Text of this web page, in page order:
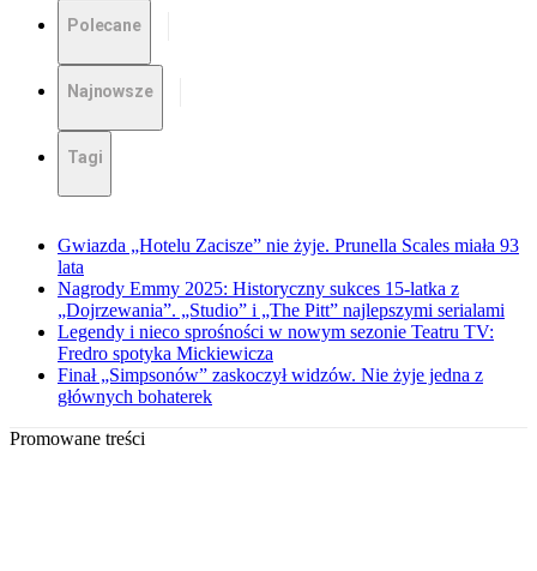
Polecane
Najnowsze
Tagi
Gwiazda „Hotelu Zacisze” nie żyje. Prunella Scales miała 93
lata
Nagrody Emmy 2025: Historyczny sukces 15-latka z
„Dojrzewania”. „Studio” i „The Pitt” najlepszymi serialami
Legendy i nieco sprośności w nowym sezonie Teatru TV:
Fredro spotyka Mickiewicza
Finał „Simpsonów” zaskoczył widzów. Nie żyje jedna z
głównych bohaterek
Promowane treści